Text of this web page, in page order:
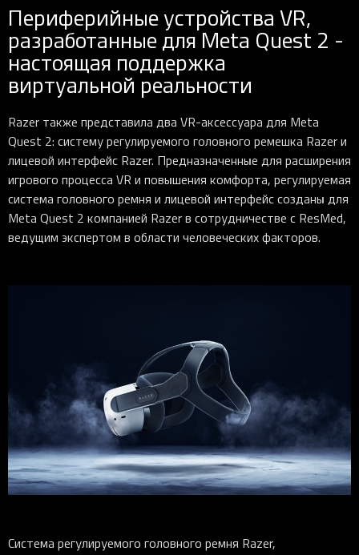
Периферийные устройства VR,
разработанные для Meta Quest 2 -
настоящая поддержка
виртуальной реальности
Razer также представила два VR-аксессуара для Meta
Quest 2: систему регулируемого головного ремешка Razer и
лицевой интерфейс Razer. Предназначенные для расширения
игрового процесса VR и повышения комфорта, регулируемая
система головного ремня и лицевой интерфейс созданы для
Meta Quest 2 компанией Razer в сотрудничестве с ResMed,
ведущим экспертом в области человеческих факторов.
Система регулируемого головного ремня Razer,